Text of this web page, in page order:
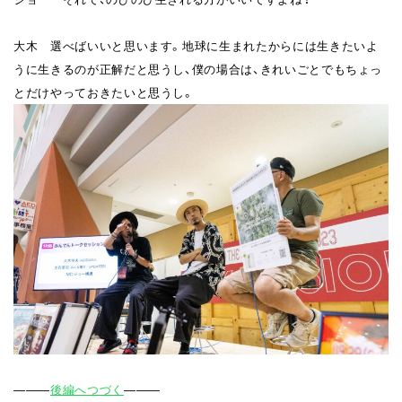
大木 選べばいいと思います。地球に生まれたからには生きたいよ
うに生きるのが正解だと思うし、僕の場合は、きれいごとでもちょっ
とだけやっておきたいと思うし。
―――後編へつづく ―――